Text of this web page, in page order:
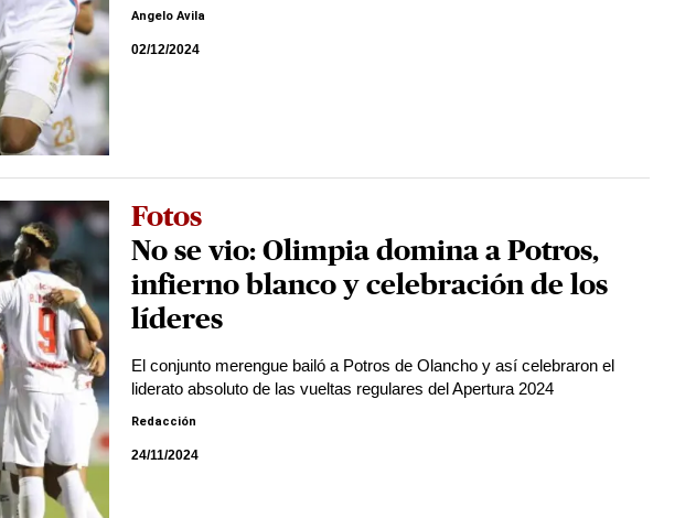
Angelo Avila
02/12/2024
Fotos
No se vio: Olimpia domina a Potros,
infierno blanco y celebración de los
líderes
El conjunto merengue bailó a Potros de Olancho y así celebraron el
liderato absoluto de las vueltas regulares del Apertura 2024
Redacción
24/11/2024